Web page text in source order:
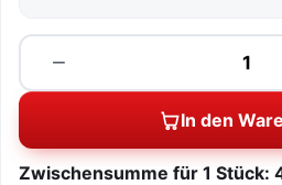
−
Menge
In den
Zwischensumme für 1 Stück: